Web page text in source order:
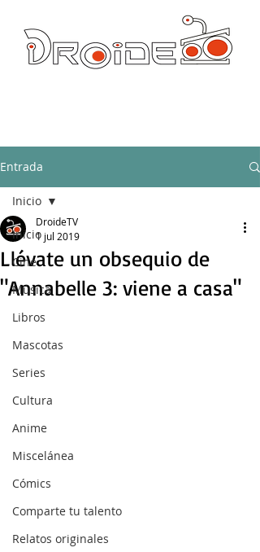
Entrada
Inicio
Cine
Música
Libros
Mascotas
Series
Cultura
Anime
Miscelánea
Cómics
Comparte tu talento
Relatos originales
Inicio
Llévate un obsequio de
"Annabelle 3: viene a casa"
DroideTV
1 jul 2019